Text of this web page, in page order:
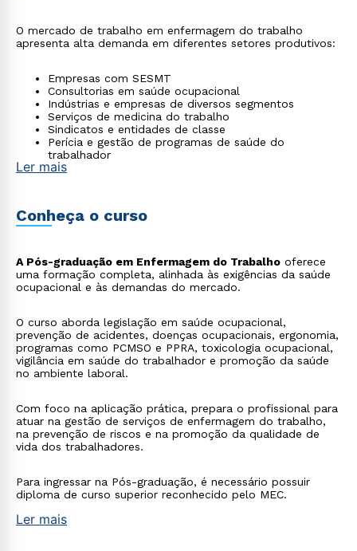
O mercado de trabalho em enfermagem do trabalho
apresenta alta demanda em diferentes setores produtivos:
Empresas com SESMT
Consultorias em saúde ocupacional
Indústrias e empresas de diversos segmentos
Serviços de medicina do trabalho
Sindicatos e entidades de classe
Perícia e gestão de programas de saúde do
trabalhador
Ler mais
Conheça o curso
A Pós-graduação em Enfermagem do Trabalho oferece
uma formação completa, alinhada às exigências da saúde
ocupacional e às demandas do mercado.
O curso aborda legislação em saúde ocupacional,
prevenção de acidentes, doenças ocupacionais, ergonomia,
programas como PCMSO e PPRA, toxicologia ocupacional,
vigilância em saúde do trabalhador e promoção da saúde
no ambiente laboral.
Com foco na aplicação prática, prepara o profissional para
atuar na gestão de serviços de enfermagem do trabalho,
na prevenção de riscos e na promoção da qualidade de
vida dos trabalhadores.
Para ingressar na Pós-graduação, é necessário possuir
diploma de curso superior reconhecido pelo MEC.
Ler mais